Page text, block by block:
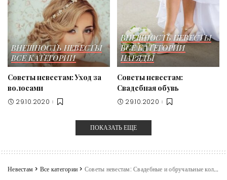
ВНЕШНОСТЬ НЕВЕСТЫ
ВСЕ КАТЕГОРИИ
Советы невестам: Уход за
волосами
29.10.2020
ВНЕШНОСТЬ НЕВЕСТЫ
ВСЕ КАТЕГОРИИ
НАРЯДЫ
Советы невестам:
Свадебная обувь
29.10.2020
ПОКАЗАТЬ ЕЩЕ
Невестам > Все категории > Советы невестам: Свадебные и обручальные кольца